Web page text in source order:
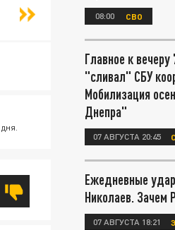
08:00 СВО
Главное к
"сливал" СБУ
Мобилизация
Днепра"
07 АВГУСТА 20:45
Ежедневные
Николаев. Зачем
07 АВГУСТА 18:21